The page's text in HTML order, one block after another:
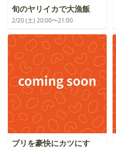
旬のヤリイカで大漁飯
2/20 (土) 20:00〜21:00
ブリを豪快にカツにす